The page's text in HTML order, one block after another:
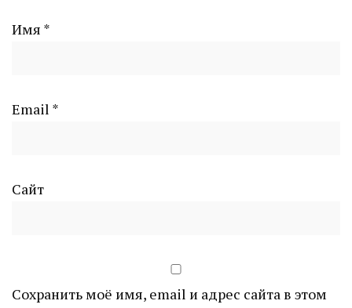
Имя *
Email *
Сайт
Сохранить моё имя, email и адрес сайта в этом